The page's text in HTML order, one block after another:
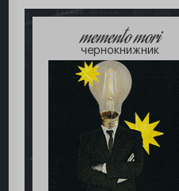
memento mori
чернокнижник